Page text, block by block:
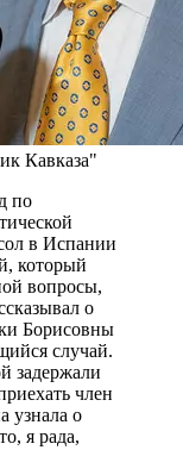
Кавказа"
по
в Испании
который
вопросы,
о
Борисовны
случай.
задержали
член
узнала о
я рада,